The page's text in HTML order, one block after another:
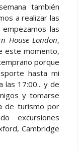
también
a realizar las
las
House London,
este momento,
porque
hasta mi
las 17:00... y de
y tomarse
de turismo por
excursiones
Cambridge